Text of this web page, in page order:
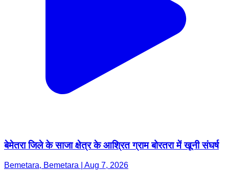
बेमेतरा जिले के साजा क्षेत्र के आश्रित ग्राम बोरतरा में खूनी संघर्ष
Bemetara, Bemetara | Aug 7, 2026